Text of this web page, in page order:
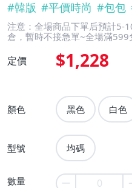
#韓版 #平價時尚 #包包
注意：全場商品下單后預計5-
倉，暫時不接急單~全場滿599
定價 $1,228
顏色 黑色 白色
型號 均碼
數量